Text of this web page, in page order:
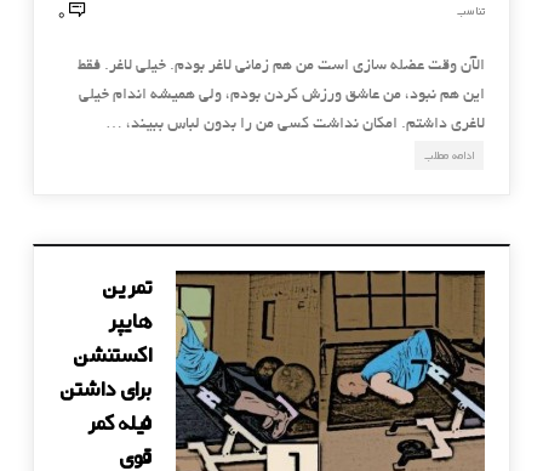
تناسب
0
الآن وقت عضله سازی است من هم زمانی لاغر بودم. خیلی لاغر. فقط
این هم نبود، من عاشق ورزش کردن بودم، ولی همیشه اندام خیلی
لاغری داشتم. امکان نداشت کسی من را بدون لباس ببیند، …
ادامه مطلب
تمرین
هایپر
اکستنشن
برای داشتن
فیله کمر
قوی